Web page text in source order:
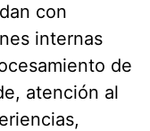
con
internas
de
atención al